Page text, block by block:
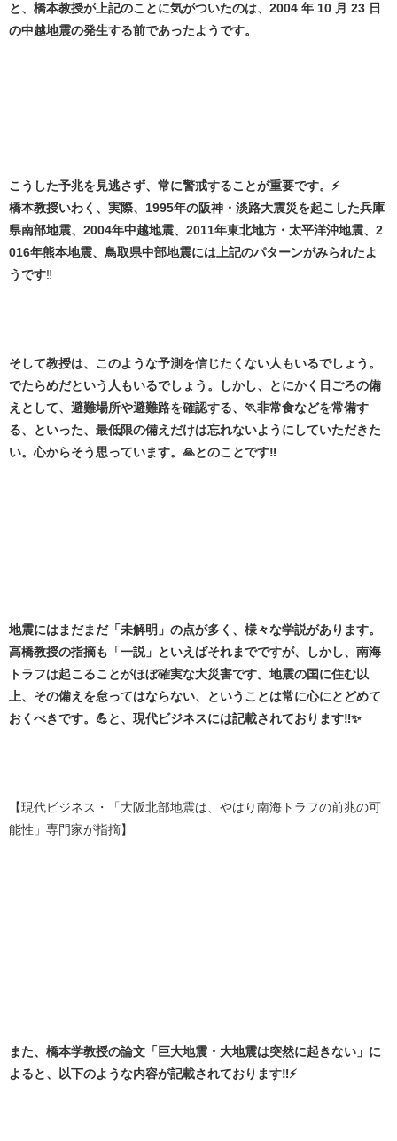
と、橋本教授が上記のことに気がついたのは、2004 年 10 月 23 日
の中越地震の発生する前であったようです。
こうした予兆を見逃さず、常に警戒することが重要です。⚡
橋本教授いわく、実際、1995年の阪神・淡路大震災を起こした兵庫
県南部地震、2004年中越地震、2011年東北地方・太平洋沖地震、2
016年熊本地震、鳥取県中部地震には上記のパターンがみられたよ
うです‼️
そして教授は、このような予測を信じたくない人もいるでしょう。
でたらめだという人もいるでしょう。しかし、とにかく日ごろの備
えとして、避難場所や避難路を確認する、🏃非常食などを常備す
る、といった、最低限の備えだけは忘れないようにしていただきた
い。心からそう思っています。🙏とのことです‼️
地震にはまだまだ「未解明」の点が多く、様々な学説があります。
高橋教授の指摘も「一説」といえばそれまでですが、しかし、南海
トラフは起こることがほぼ確実な大災害です。地震の国に住む以
上、その備えを怠ってはならない、ということは常に心にとどめて
おくべきです。💪と、現代ビジネスには記載されております‼️✨
【現代ビジネス・「大阪北部地震は、やはり南海トラフの前兆の可
能性」専門家が指摘】
また、橋本学教授の論文「巨大地震・大地震は突然に起きない」に
よると、以下のような内容が記載されております‼️⚡